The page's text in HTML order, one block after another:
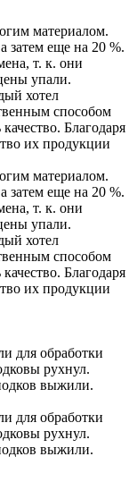
материалом.
затем еще на 20 %.
т. к. они
упали.
хотел
способом
Благодаря
их продукции
материалом.
затем еще на 20 %.
т. к. они
упали.
хотел
способом
Благодаря
их продукции
для обработки
рухнул.
выжили.
для обработки
рухнул.
выжили.